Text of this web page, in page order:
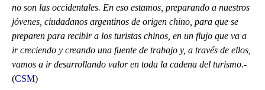
no son las occidentales. En eso estamos, preparando a nuestros
jóvenes, ciudadanos argentinos de origen chino, para que se
preparen para recibir a los turistas chinos, en un flujo que va a
ir creciendo y creando una fuente de trabajo y, a través de ellos,
vamos a ir desarrollando valor en toda la cadena del turismo.-
(CSM)